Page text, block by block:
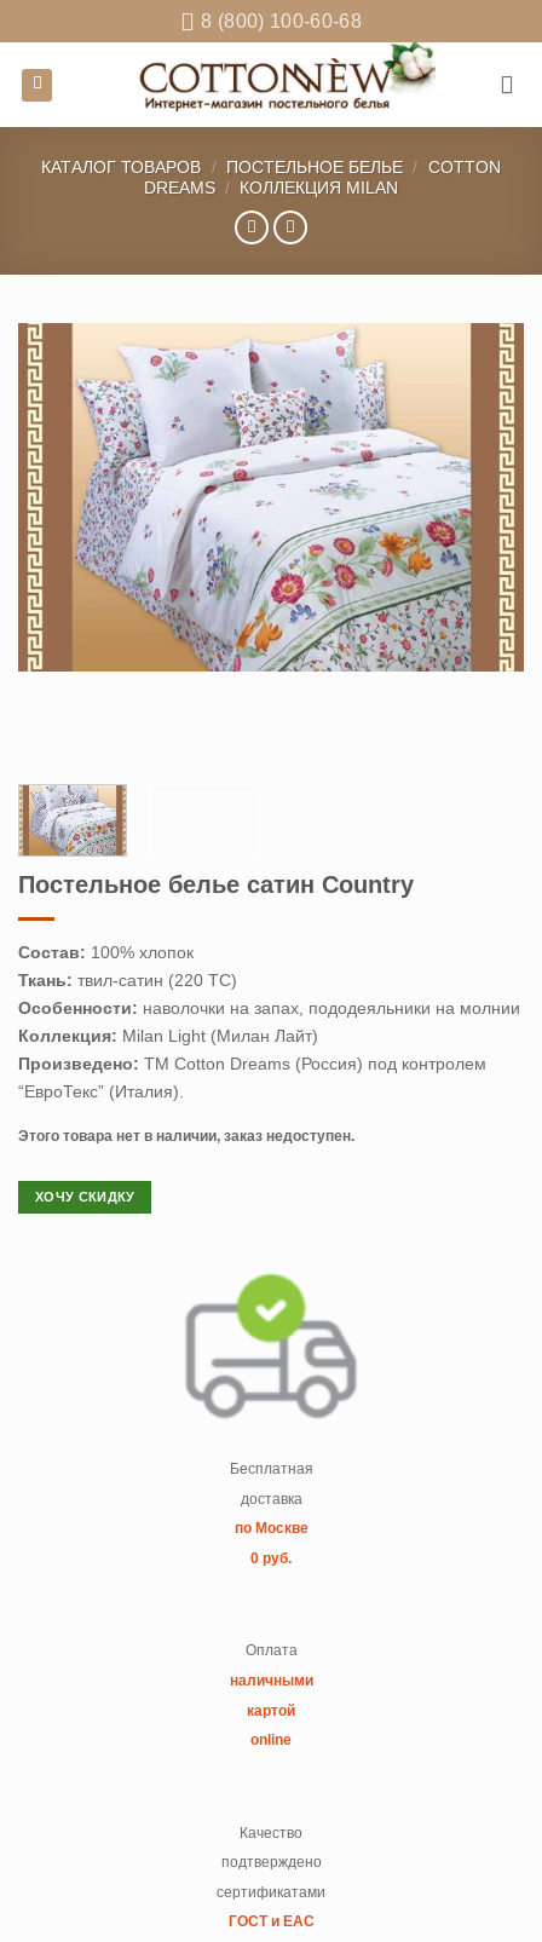
to
content
8 (800) 100-60-68
КАТАЛОГ ТОВАРОВ / ПОСТЕЛЬНОЕ БЕЛЬЕ / COTTON
DREAMS / КОЛЛЕКЦИЯ MILAN
Постельное белье сатин Country
Состав: 100% хлопок
Ткань: твил-сатин (220 ТС)
Особенности: наволочки на запах, пододеяльники на молнии
Коллекция: Milan Light (Милан Лайт)
Произведено: ТМ Cotton Dreams (Россия) под контролем
“ЕвроТекс” (Италия).
Этого товара нет в наличии, заказ недоступен.
ХОЧУ СКИДКУ
Бесплатная
доставка
по Москве
0 руб.
Оплата
наличными
картой
online
Качество
подтверждено
сертификатами
ГОСТ и ЕАС